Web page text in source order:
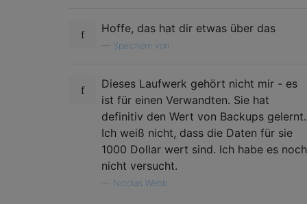
Hoffe, das hat dir etwas über das
Speichern von
Dieses Laufwerk gehört nicht mir - es
ist für einen Verwandten. Sie hat
definitiv den Wert von Backups gelernt.
Ich weiß nicht, dass die Daten für sie
1000 Dollar wert sind. Ich habe es noch
nicht versucht.
Nicolas Webb